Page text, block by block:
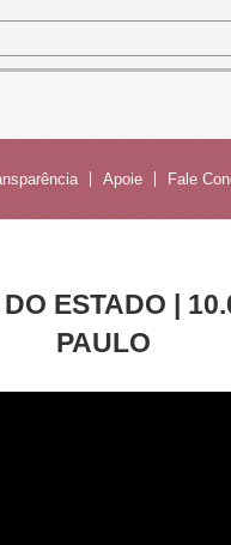
Apoie Fale
ESTADO |
PAULO